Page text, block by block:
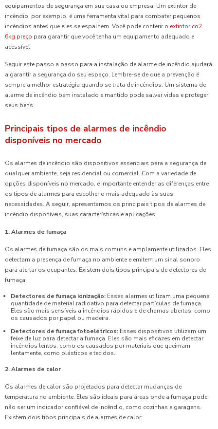
equipamentos de segurança em sua casa ou empresa. Um extintor de
incêndio, por exemplo, é uma ferramenta vital para combater pequenos
incêndios antes que eles se espalhem. Você pode conferir o extintor co2
6kg preço para garantir que você tenha um equipamento adequado e
acessível.
Seguir este passo a passo para a instalação de alarme de incêndio ajudará
a garantir a segurança do seu espaço. Lembre-se de que a prevenção é
sempre a melhor estratégia quando se trata de incêndios. Um sistema de
alarme de incêndio bem instalado e mantido pode salvar vidas e proteger
seus bens.
Principais tipos de alarmes de incêndio
disponíveis no mercado
Os alarmes de incêndio são dispositivos essenciais para a segurança de
qualquer ambiente, seja residencial ou comercial. Com a variedade de
opções disponíveis no mercado, é importante entender as diferenças entre
os tipos de alarmes para escolher o mais adequado às suas
necessidades. A seguir, apresentamos os principais tipos de alarmes de
incêndio disponíveis, suas características e aplicações.
1. Alarmes de fumaça
Os alarmes de fumaça são os mais comuns e amplamente utilizados. Eles
detectam a presença de fumaça no ambiente e emitem um sinal sonoro
para alertar os ocupantes. Existem dois tipos principais de detectores de
fumaça:
Detectores de fumaça ionização: Esses alarmes utilizam uma pequena
quantidade de material radioativo para detectar partículas de fumaça.
Eles são mais sensíveis a incêndios rápidos e de chamas abertas, como
os causados por papel ou madeira.
Detectores de fumaça fotoelétricos: Esses dispositivos utilizam um
feixe de luz para detectar a fumaça. Eles são mais eficazes em detectar
incêndios lentos, como os causados por materiais que queimam
lentamente, como plásticos e tecidos.
2. Alarmes de calor
Os alarmes de calor são projetados para detectar mudanças de
temperatura no ambiente. Eles são ideais para áreas onde a fumaça pode
não ser um indicador confiável de incêndio, como cozinhas e garagens.
Existem dois tipos principais de alarmes de calor: